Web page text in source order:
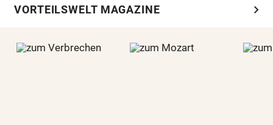
VORTEILSWELT MAGAZINE chevron_right